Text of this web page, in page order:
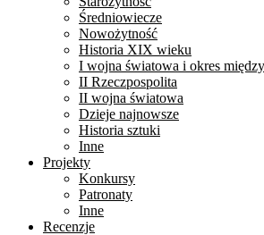
Średniowiecze
Nowożytność
Historia XIX wieku
I wojna światowa i okres
II Rzeczpospolita
II wojna światowa
Dzieje najnowsze
Historia sztuki
Inne
Projekty
Konkursy
Patronaty
Inne
Recenzje